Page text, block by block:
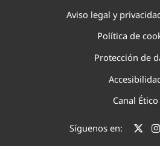
Aviso legal y
Política de
Protección de
Canal Ético
Síguenos en: